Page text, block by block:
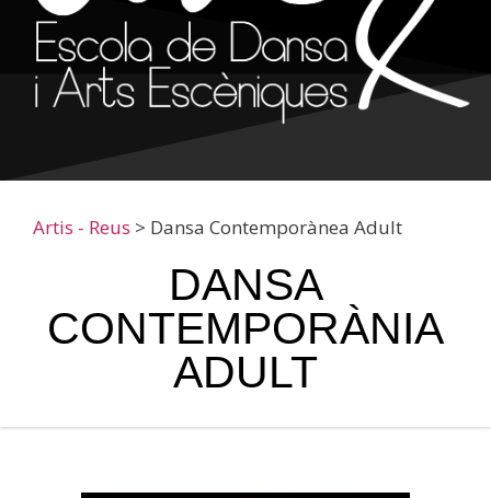
Artis - Reus > Dansa Contemporànea Adult
DANSA
CONTEMPORÀNIA
ADULT